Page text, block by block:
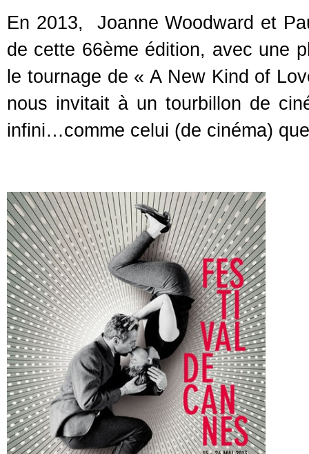
En 2013, Joanne Woodward et
de cette 66ème édition, avec une
le tournage de « A New Kind of
nous invitait à un tourbillon de
infini…comme celui (de cinéma)